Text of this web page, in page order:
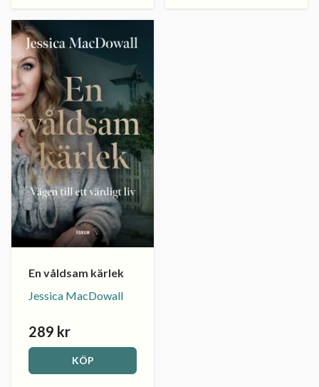
En våldsam kärlek
Jessica MacDowall
289 kr
KÖP